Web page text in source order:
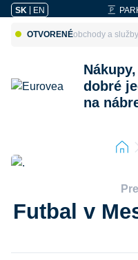
SK EN
OTVORENÉobchody a
dobré
na
Futbal v